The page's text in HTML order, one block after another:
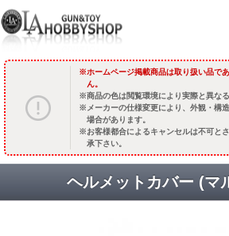
ホームページ掲載商品は取り扱い品で
ん。
商品の色は閲覧環境により実際と異な
メーカーの仕様変更により、外観・構
場合があります。
お客様都合によるキャンセルは不可と
承下さい。
ヘルメットカバー (マ